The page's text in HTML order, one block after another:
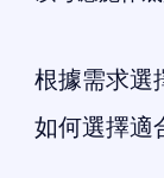
根據需求選
如何選擇適